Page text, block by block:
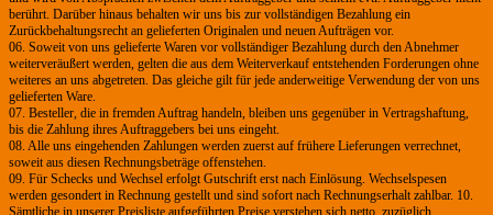
berührt. Darüber hinaus behalten wir uns bis zur vollständigen Bezahlung ein
Zurückbehaltungsrecht an gelieferten Originalen und neuen Aufträgen vor.
06. Soweit von uns gelieferte Waren vor vollständiger Bezahlung durch den Abnehmer
weiterveräußert werden, gelten die aus dem Weiterverkauf entstehenden Forderungen ohne
weiteres an uns abgetreten. Das gleiche gilt für jede anderweitige Verwendung der von uns
gelieferten Ware.
07. Besteller, die in fremden Auftrag handeln, bleiben uns gegenüber in Vertragshaftung,
bis die Zahlung ihres Auftraggebers bei uns eingeht.
08. Alle uns eingehenden Zahlungen werden zuerst auf frühere Lieferungen verrechnet,
soweit aus diesen Rechnungsbeträge offenstehen.
09. Für Schecks und Wechsel erfolgt Gutschrift erst nach Einlösung. Wechselspesen
werden gesondert in Rechnung gestellt und sind sofort nach Rechnungserhalt zahlbar. 10.
Sämtliche in unserer Preisliste aufgeführten Preise verstehen sich netto, zuzüglich